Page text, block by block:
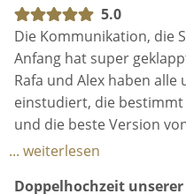
eine 1000%ige
wieder!!
5.0
Die Kommunikation, die
Anfang hat super
Rafa und Alex haben alle
einstudiert, die
und die beste Version
warten noch gespannt
... weiterlesen
Doppelhochzeit